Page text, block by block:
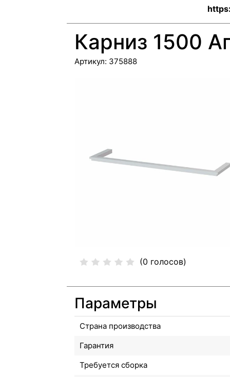
Карниз 1500
Артикул: 375888
(0 голосов)
Параметры
Страна производства
Гарантия
Требуется сборка